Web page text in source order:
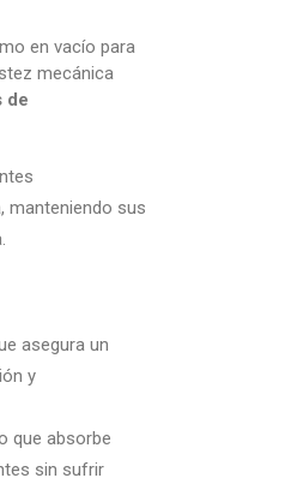
en vacío para
mecánica
de
manteniendo sus
asegura un
y
que absorbe
sin sufrir